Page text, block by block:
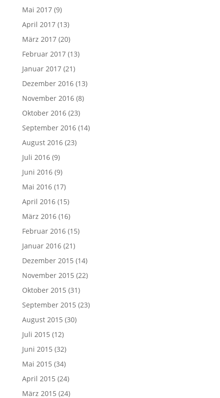
Mai 2017(9)
April 2017(13)
März 2017(20)
Februar 2017(13)
Januar 2017(21)
Dezember 2016(13)
November 2016(8)
Oktober 2016(23)
September 2016(14)
August 2016(23)
Juli 2016(9)
Juni 2016(9)
Mai 2016(17)
April 2016(15)
März 2016(16)
Februar 2016(15)
Januar 2016(21)
Dezember 2015 (14)
November 2015 (22)
Oktober 2015 (31)
September 2015 (23)
August 2015 (30)
Juli 2015 (12)
Juni 2015 (32)
Mai 2015 (34)
April 2015 (24)
März 2015 (24)